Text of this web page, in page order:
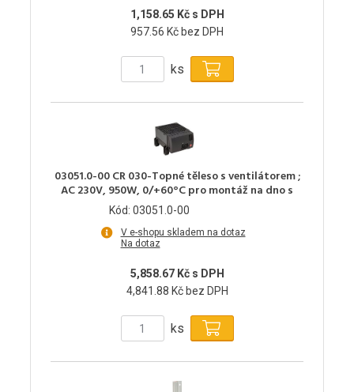
1,158.65 Kč s DPH
957.56 Kč bez DPH
ks
03051.0-00 CR 030-Topné těleso s ventilátorem ;
AC 230V, 950W, 0/+60°C pro montáž na dno s
Kód: 03051.0-00
V e-shopu skladem na dotaz
Na dotaz
5,858.67 Kč s DPH
4,841.88 Kč bez DPH
ks